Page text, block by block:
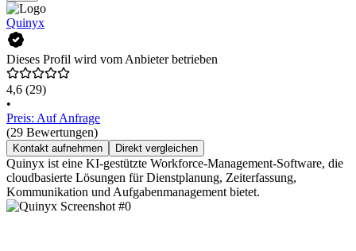
Quinyx
Dieses Profil wird vom Anbieter betrieben
4,6 (29)
•
Preis: Auf Anfrage
(29 Bewertungen)
Kontakt aufnehmen Direkt vergleichen
Quinyx ist eine KI-gestützte Workforce-Management-Software, die
cloudbasierte Lösungen für Dienstplanung, Zeiterfassung,
Kommunikation und Aufgabenmanagement bietet.